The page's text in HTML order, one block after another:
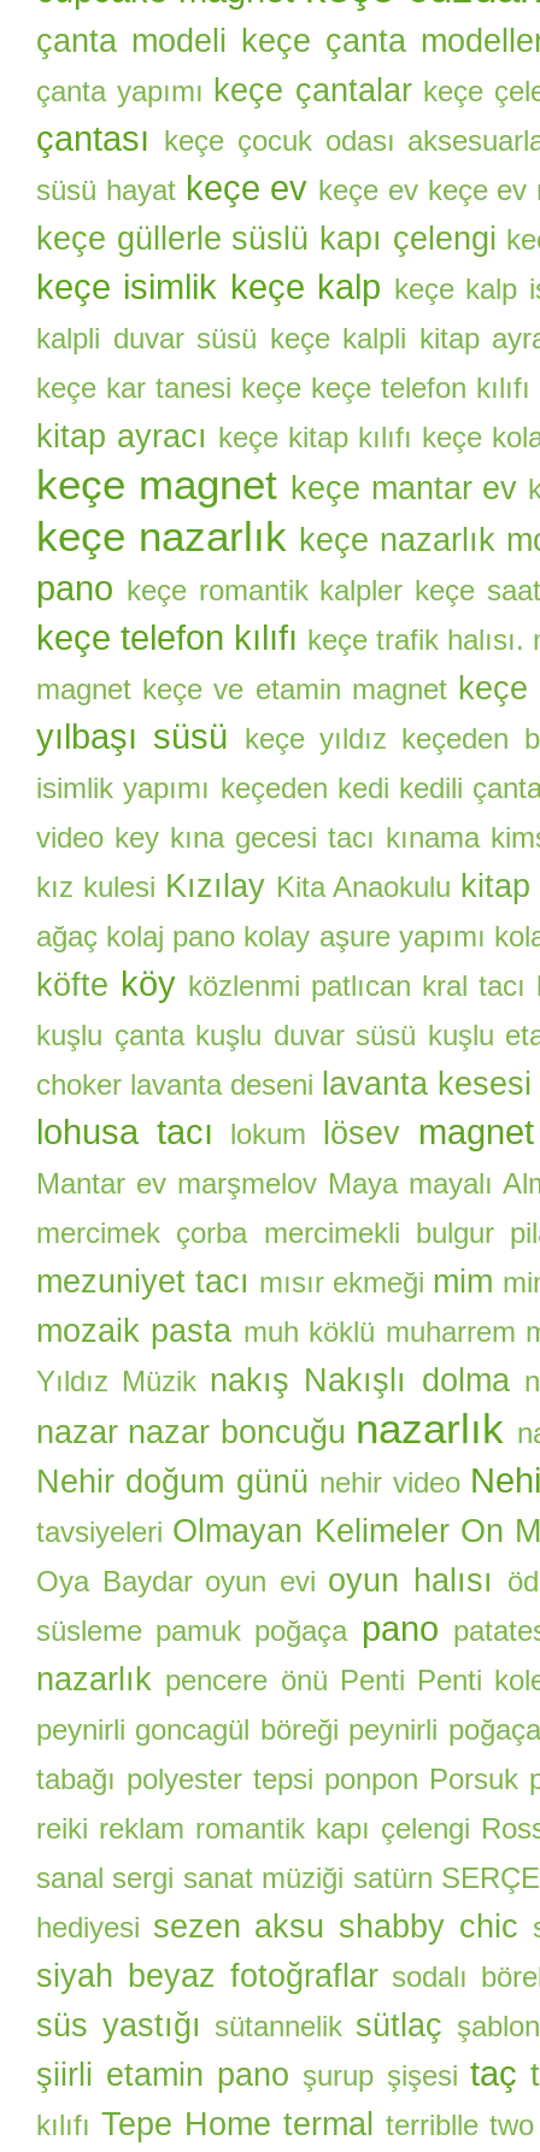
çanta modeli keçe çanta
çanta yapımı keçe çantalar keçe
çantası keçe çocuk odası
süsü hayat keçe ev keçe ev keçe ev
keçe güllerle süslü kapı çelengi
keçe isimlik keçe kalp keçe kalp
kalpli duvar süsü keçe kalpli kitap
keçe kar tanesi keçe keçe telefon kılıfı
kitap ayracı keçe kitap kılıfı keçe
keçe magnet keçe mantar ev
keçe nazarlık keçe nazarlık
pano keçe romantik kalpler keçe
keçe telefon kılıfı keçe trafik halısı.
magnet keçe ve etamin magnet
yılbaşı süsü keçe yıldız keçeden
isimlik yapımı keçeden kedi kedili
video key kına gecesi tacı kınama
kız kulesi Kızılay Kita Anaokulu kitap
ağaç kolaj pano kolay aşure yapımı
köfte köy közlenmi patlıcan kral tacı
kuşlu çanta kuşlu duvar süsü kuşlu
choker lavanta deseni lavanta kesesi
lohusa tacı lokum lösev magnet
Mantar ev marşmelov Maya mayalı
mercimek çorba mercimekli bulgur
mezuniyet tacı mısır ekmeği mim
mozaik pasta muh köklü muharrem
Yıldız Müzik nakış Nakışlı dolma
nazar nazar boncuğu nazarlık
Nehir doğum günü nehir video
tavsiyeleri Olmayan Kelimeler On
Oya Baydar oyun evi oyun halısı
süsleme pamuk poğaça pano
nazarlık pencere önü Penti Penti
peynirli goncagül böreği peynirli poğaça
tabağı polyester tepsi ponpon Porsuk
reiki reklam romantik kapı çelengi
sanal sergi sanat müziği satürn
hediyesi sezen aksu shabby chic
siyah beyaz fotoğraflar sodalı
süs yastığı sütannelik sütlaç
şiirli etamin pano şurup şişesi taç
kılıfı Tepe Home termal
terriblle two